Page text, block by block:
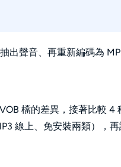
出聲音、再重新編碼為
檔的差異，接著比較 4
線上、免安裝兩類），